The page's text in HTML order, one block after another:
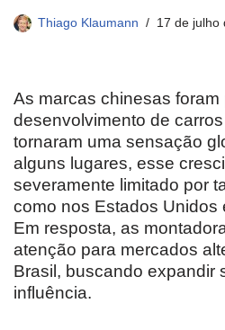
Thiago Klaumann 17 de julho
As marcas chinesas foram
desenvolvimento de
tornaram uma sensação
alguns lugares, esse
severamente limitado por
como nos Estados Unidos
Em resposta, as
atenção para mercados
Brasil, buscando expandir
influência.